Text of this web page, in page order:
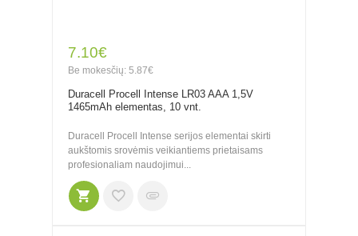
7.10€
Be mokesčių: 5.87€
Duracell Procell Intense LR03 AAA 1,5V
1465mAh elementas, 10 vnt.
Duracell Procell Intense serijos elementai skirti
aukštomis srovėmis veikiantiems prietaisams
profesionaliam naudojimui...